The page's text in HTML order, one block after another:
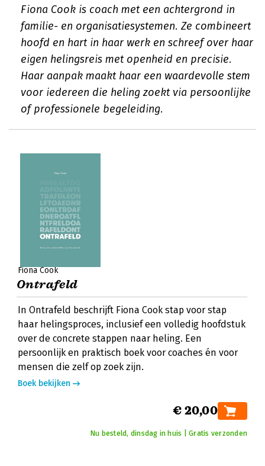
Fiona Cook is coach met een achtergrond in
familie- en organisatiesystemen. Ze combineert
hoofd en hart in haar werk en schreef over haar
eigen helingsreis met openheid en precisie.
Haar aanpak maakt haar een waardevolle stem
voor iedereen die heling zoekt via persoonlijke
of professionele begeleiding.
Fiona Cook
Ontrafeld
In Ontrafeld beschrijft Fiona Cook stap voor stap
haar helingsproces, inclusief een volledig hoofdstuk
over de concrete stappen naar heling. Een
persoonlijk en praktisch boek voor coaches én voor
mensen die zelf op zoek zijn.
Boek bekijken
€ 20,00
Nu besteld, dinsdag in huis | Gratis verzonden